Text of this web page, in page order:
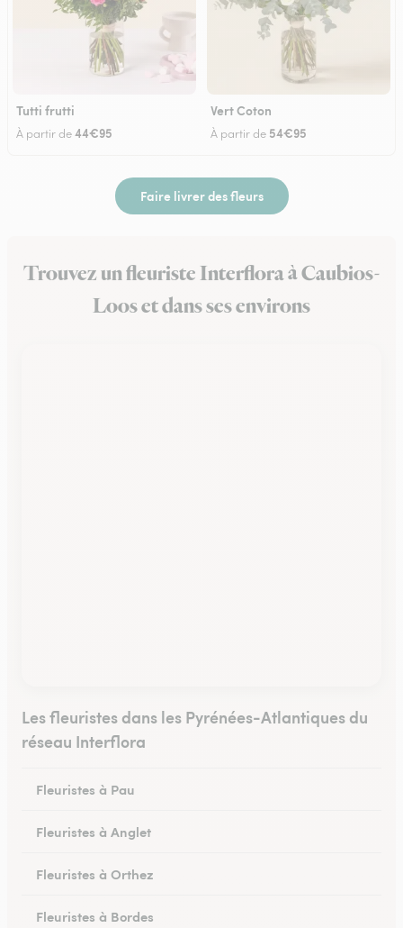
Tutti frutti
À partir de44€95
Vert Coton
À partir de 54€95
Faire livrer des fleurs
Trouvez un fleuriste Interflora à Caubios-
Loos et dans ses environs
Les fleuristes dans les Pyrénées-Atlantiques du
réseau Interflora
Fleuristes à Pau
Fleuristes à Anglet
Fleuristes à Orthez
Fleuristes à Bordes